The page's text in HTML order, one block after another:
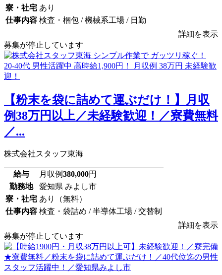
寮・社宅 あり
仕事内容 検査・梱包 / 機械系工場 / 日勤
詳細を表示
募集が停止しています
【粉末を袋に詰めて運ぶだけ！】月収
例38万円以上／未経験歓迎！／寮費無料
／...
株式会社スタッフ東海
給与 月収例380,000円
勤務地
愛知県 みよし市
寮・社宅 あり（無料）
仕事内容 検査・袋詰め / 半導体工場 / 交替制
詳細を表示
募集が停止しています